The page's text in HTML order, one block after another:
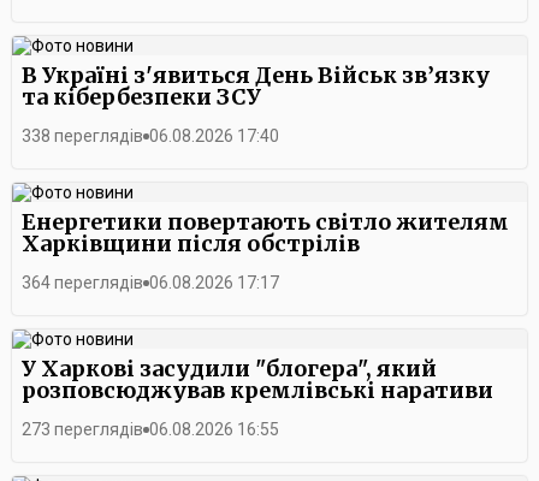
В Україні з'явиться День Військ зв’язку
та кібербезпеки ЗСУ
338 переглядів 06.08.2026 17:40
Енергетики повертають світло жителям
Харківщини після обстрілів
364 переглядів 06.08.2026 17:17
У Харкові засудили "блогера", який
розповсюджував кремлівські наративи
273 переглядів 06.08.2026 16:55